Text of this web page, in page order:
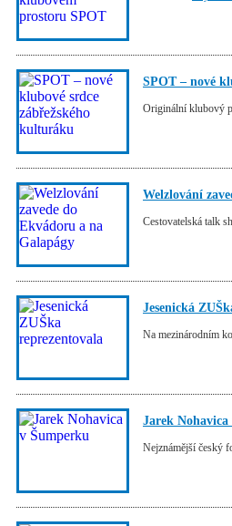
SPOT – nové
Originální klubový
Welzlování
Cestovatelská talk
Jesenická
Na mezinárodním
Jarek
Nejznámější český